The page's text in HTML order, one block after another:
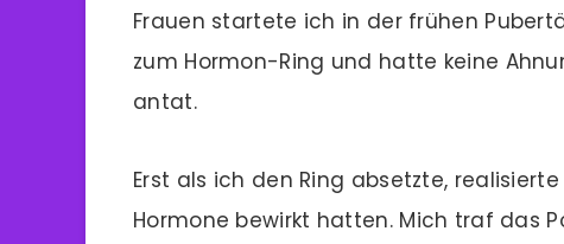
Frauen startete ich in der frühen
zum Hormon-Ring und hatte keine
antat.
Erst als ich den Ring absetzte,
Hormone bewirkt hatten. Mich traf das